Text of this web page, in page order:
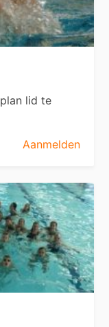
lid te
Aanmelden